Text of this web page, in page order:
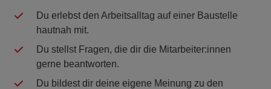
Du erlebst den Arbeitsalltag auf einer Baustelle
hautnah mit.
Du stellst Fragen, die dir die Mitarbeiter:innen
gerne beantworten.
Du bildest dir deine eigene Meinung zu den